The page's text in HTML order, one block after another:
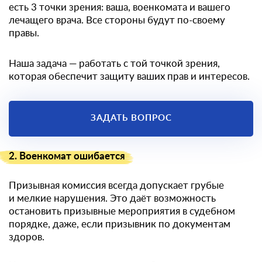
есть 3 точки зрения: ваша, военкомата и вашего
лечащего врача. Все стороны будут по-своему
правы.
Наша задача — работать с той точкой зрения,
которая обеспечит защиту ваших прав и интересов.
ЗАДАТЬ ВОПРОС
2. Военкомат ошибается
Призывная комиссия всегда допускает грубые
и мелкие нарушения. Это даёт возможность
остановить призывные мероприятия в судебном
порядке, даже, если призывник по документам
здоров.